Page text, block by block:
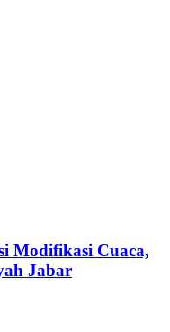
Modifikasi Cuaca,
Jabar